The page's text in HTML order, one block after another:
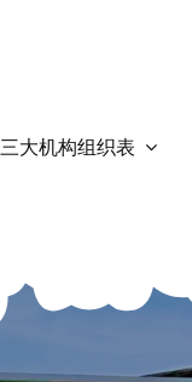
三大机构组织表